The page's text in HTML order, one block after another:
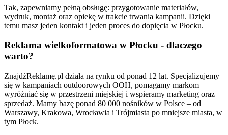
Tak, zapewniamy pełną obsługę: przygotowanie materiałów,
wydruk, montaż oraz opiekę w trakcie trwania kampanii. Dzięki
temu masz jeden kontakt i jeden proces do dopięcia w Płocku.
Reklama wielkoformatowa w Płocku - dlaczego
warto?
ZnajdźReklamę.pl działa na rynku od ponad 12 lat. Specjalizujemy
się w kampaniach outdoorowych OOH, pomagamy markom
wyróżniać się w przestrzeni miejskiej i wspieramy marketing oraz
sprzedaż. Mamy bazę ponad 80 000 nośników w Polsce – od
Warszawy, Krakowa, Wrocławia i Trójmiasta po mniejsze miasta, w
tym Płock.